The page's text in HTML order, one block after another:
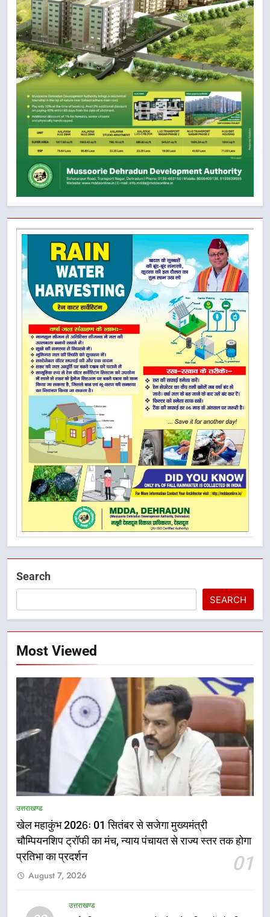
Search
SEARCH
Most Viewed
उत्तराखण्ड
खेल महाकुंभ 2026ः 01 सितंबर से सजेगा मुख्यमंत्री
चौम्पियनशिप ट्रॉफी का मंच, न्याय पंचायत से राज्य स्तर तक होगा
प्रतिभा का प्रदर्शन
01
August 7, 2026
उत्तराखण्ड
राष्ट्रीय हथकरघा दिवस पर मुख्यमंत्री
कारीगरों को किया सम्मानित
उत्तराखण्ड
6